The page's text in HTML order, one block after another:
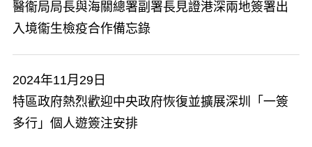
醫衞局局長與海關總署副署長見證港深兩地簽署出
入境衞生檢疫合作備忘錄
2024年11月29日
特區政府熱烈歡迎中央政府恢復並擴展深圳「一簽
多行」個人遊簽注安排